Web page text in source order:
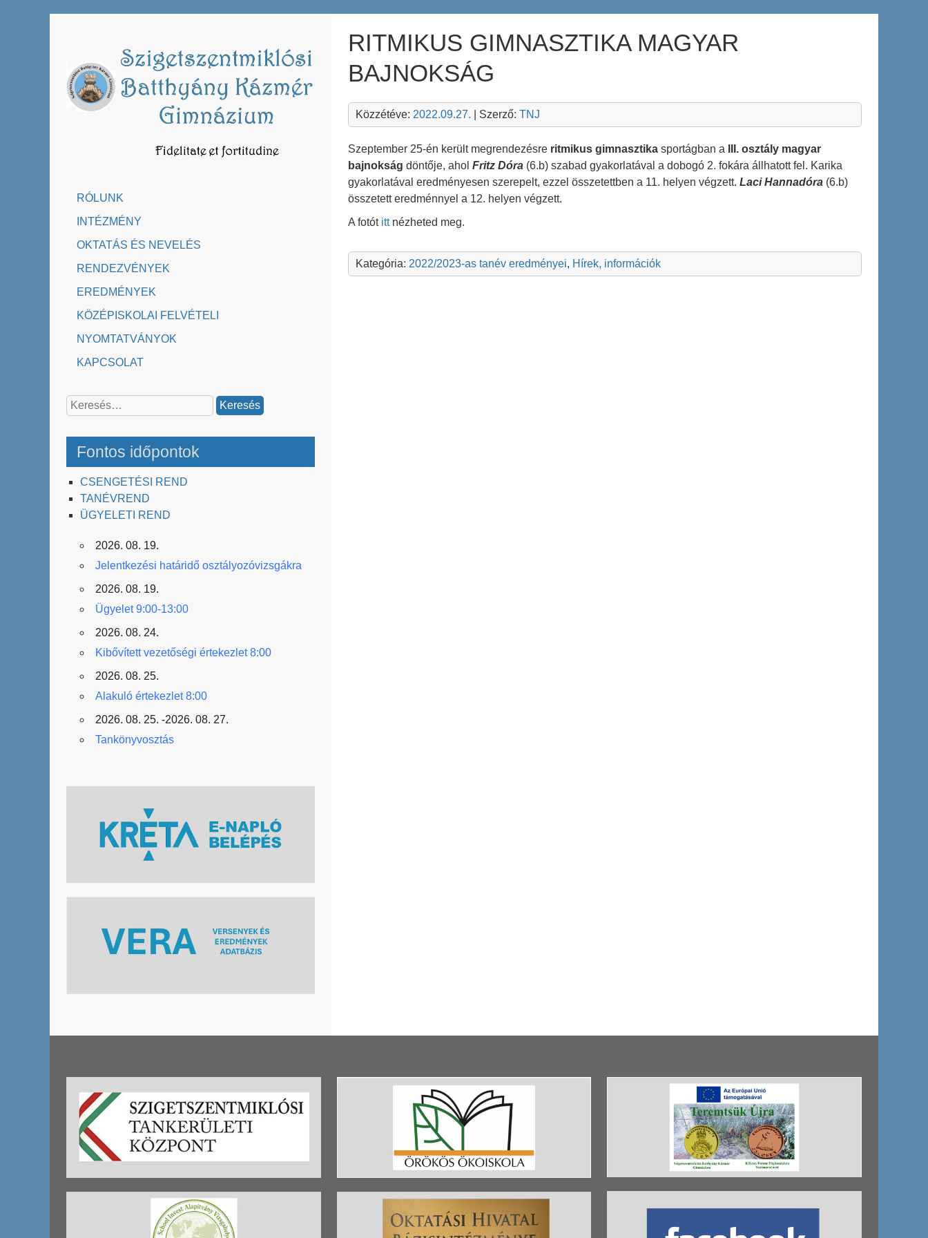
RÓLUNK
INTÉZMÉNY
OKTATÁS ÉS NEVELÉS
RENDEZVÉNYEK
EREDMÉNYEK
KÖZÉPISKOLAI FELVÉTELI
NYOMTATVÁNYOK
KAPCSOLAT
Keresés:
Fontos időpontok
CSENGETÉSI REND
TANÉVREND
ÜGYELETI REND
2026. 08. 19.
Jelentkezési határidő osztályozóvizsgákra
2026. 08. 19.
Ügyelet 9:00-13:00
2026. 08. 24.
Kibővített vezetőségi értekezlet 8:00
2026. 08. 25.
Alakuló értekezlet 8:00
2026. 08. 25. -2026. 08. 27.
Tankönyvosztás
RITMIKUS GIMNASZTIKA MAGYAR
BAJNOKSÁG
Közzétéve: 2022.09.27. | Szerző: TNJ
Szeptember 25-én került megrendezésre ritmikus gimnasztika sportágban a
III. osztály magyar
bajnokság döntője, ahol Fritz Dóra (6.b) szabad gyakorlatával a dobogó 2. fokára állhatott fel. Karika
gyakorlatával eredményesen szerepelt, ezzel összetettben a 11. helyen végzett. Laci Hannadóra (6.b)
összetett eredménnyel a 12. helyen végzett.
A fotót ittnézheted meg.
Kategória: 2022/2023-as tanév eredményei, Hírek, információk